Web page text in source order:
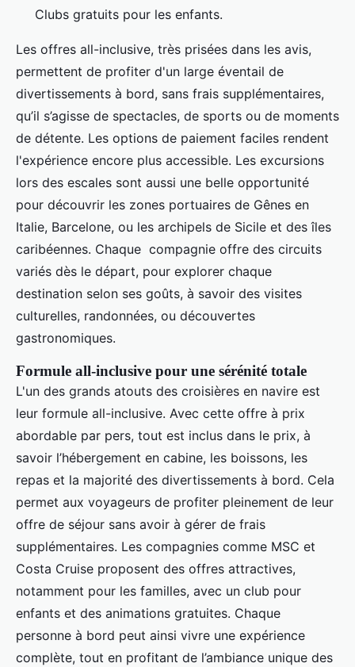
Clubs gratuits pour les enfants.
Les offres all-inclusive, très prisées dans les avis,
permettent de profiter d'un large éventail de
divertissements à bord, sans frais supplémentaires,
qu’il s’agisse de spectacles, de sports ou de moments
de détente. Les options de paiement faciles rendent
l'expérience encore plus accessible. Les excursions
lors des escales sont aussi une belle opportunité
pour découvrir les zones portuaires de Gênes en
Italie, Barcelone, ou les archipels de Sicile et des îles
caribéennes. Chaque compagnie offre des circuits
variés dès le départ, pour explorer chaque
destination selon ses goûts, à savoir des visites
culturelles, randonnées, ou découvertes
gastronomiques.
Formule all-inclusive pour une sérénité totale
L'un des grands atouts des croisières en navire est
leur formule all-inclusive. Avec cette offre à prix
abordable par pers, tout est inclus dans le prix, à
savoir l’hébergement en cabine, les boissons, les
repas et la majorité des divertissements à bord. Cela
permet aux voyageurs de profiter pleinement de leur
offre de séjour sans avoir à gérer de frais
supplémentaires. Les compagnies comme MSC et
Costa Cruise proposent des offres attractives,
notamment pour les familles, avec un club pour
enfants et des animations gratuites. Chaque
personne à bord peut ainsi vivre une expérience
complète, tout en profitant de l’ambiance unique des